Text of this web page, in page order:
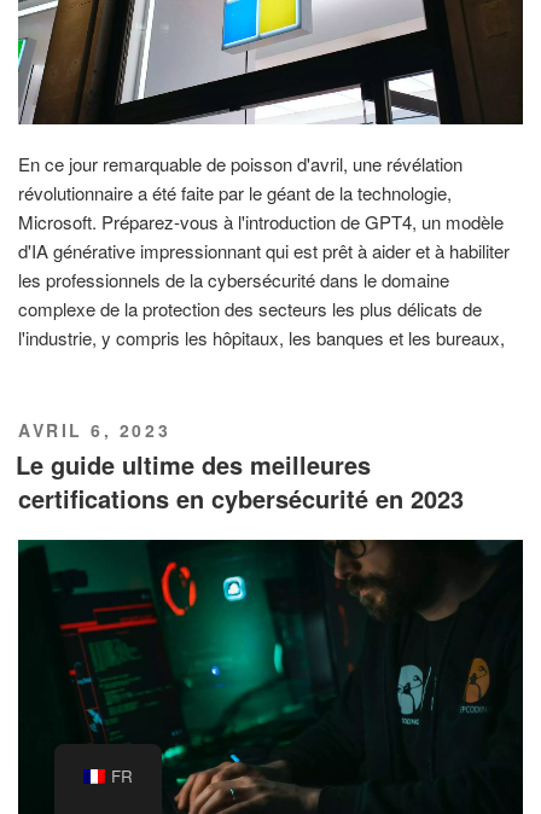
En ce jour remarquable de poisson d'avril, une révélation
révolutionnaire a été faite par le géant de la technologie,
Microsoft. Préparez-vous à l'introduction de GPT4, un modèle
d'IA générative impressionnant qui est prêt à aider et à habiliter
les professionnels de la cybersécurité dans le domaine
complexe de la protection des secteurs les plus délicats de
l'industrie, y compris les hôpitaux, les banques et les bureaux,
PUBLIÉ
LE
AVRIL 6, 2023
Le guide ultime des meilleures
certifications en cybersécurité en 2023
FR